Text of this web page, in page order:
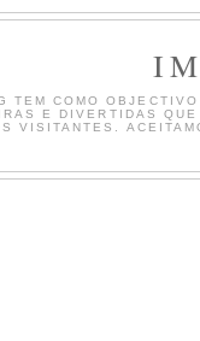
TEM COMO
E DIVERTIDAS
VISITANTES.